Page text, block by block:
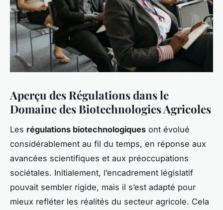
Aperçu des Régulations dans le
Domaine des Biotechnologies Agricoles
Les régulations biotechnologiques ont évolué
considérablement au fil du temps, en réponse aux
avancées scientifiques et aux préoccupations
sociétales. Initialement, l’encadrement législatif
pouvait sembler rigide, mais il s’est adapté pour
mieux refléter les réalités du secteur agricole. Cela